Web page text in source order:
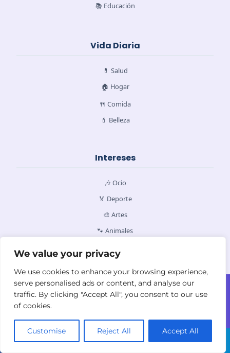
We value your privacy
We use cookies to enhance your browsing experience,
serve personalised ads or content, and analyse our
traffic. By clicking "Accept All", you consent to our use
of cookies.
Customise Reject All Accept All
📚 Educación
Vida Diaria
💊 Salud
🏠 Hogar
🍴 Comida
💄 Belleza
Intereses
🎶 Ocio
🏅 Deporte
🎨 Artes
🐾 Animales
Contacto Quiénes Somos
Política de Cookies
Política de Privacidad
Términos y